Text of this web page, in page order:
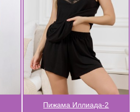
Пижама Иллиада-2